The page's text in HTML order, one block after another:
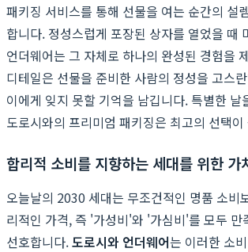
패키징 서비스를 통해 선물을 여는 순간의 설
합니다. 정성스럽게 포장된 상자를 열었을 때
언더웨어는 그 자체로 하나의 완성된 경험을
디테일은 선물을 준비한 사람의 정성을 고스
이에게 잊지 못할 기억을 남깁니다. 특별한 날
도로시와의 프리미엄 패키징은 최고의 선택
합리적 소비를 지향하는 세대를 위한 가
오늘날의 2030 세대는 무조건적인 명품 소비
리적인 가격, 즉 '가성비'와 '가심비'를 모두 만
선호합니다.도로시와 언더웨어는 이러한 소